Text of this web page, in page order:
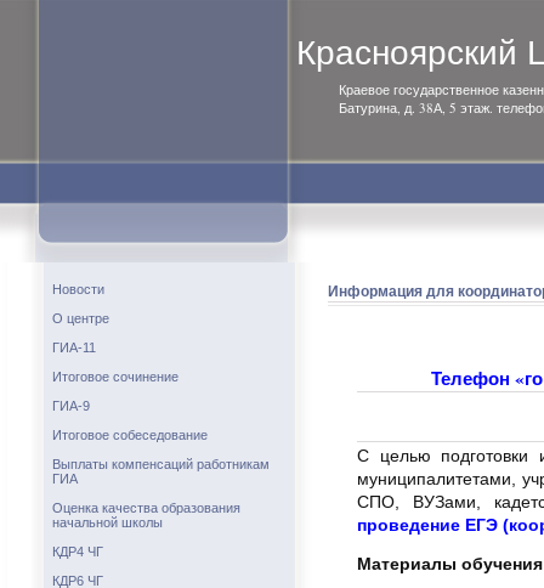
Красноярский
Краевое государственное
Батурина, д. 38А, 5 этаж.
Информация для
Телефон
С целью подготовки
муниципалитетами,
СПО, ВУЗами,
проведение ЕГЭ
Материалы
Новости
О центре
ГИА-11
Итоговое сочинение
ГИА-9
Итоговое собеседование
Выплаты компенсаций работникам
ГИА
Оценка качества образования
начальной школы
КДР4 ЧГ
КДР6 ЧГ